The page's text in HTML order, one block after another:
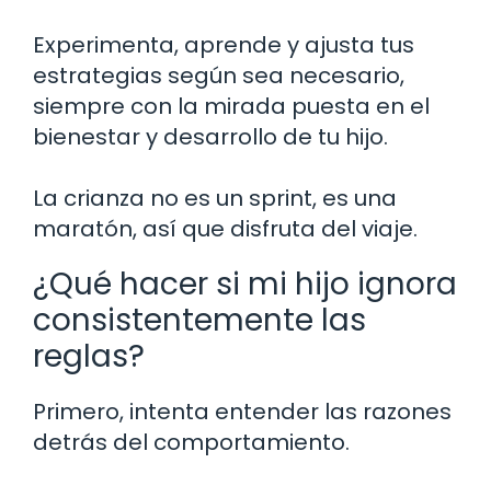
Experimenta, aprende y ajusta tus
estrategias según sea necesario,
siempre con la mirada puesta en el
bienestar y desarrollo de tu hijo.
La crianza no es un sprint, es una
maratón, así que disfruta del viaje.
¿Qué hacer si mi hijo ignora
consistentemente las
reglas?
Primero, intenta entender las razones
detrás del comportamiento.